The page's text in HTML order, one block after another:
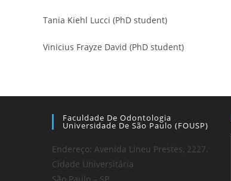
Tania Kiehl Lucci (PhD student)
Vinicius Frayze David (PhD student)
Faculdade De Odontologia
Universidade De São Paulo (FOUSP)
Endereço: Avenida Lineu Prestes, 2227.
Cidade Universitária